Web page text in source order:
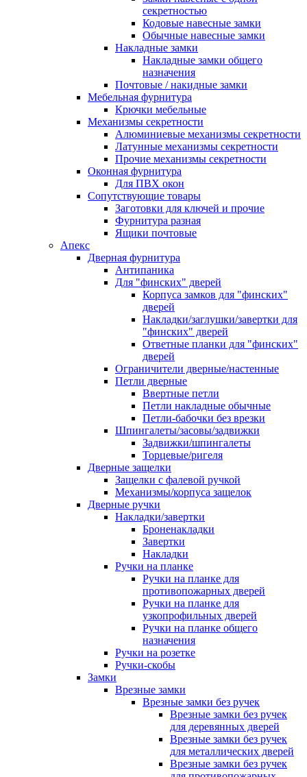
секретностью
Кодовые навесные замки
Обычные навесные замки
Накладные замки
Накладные замки общего
назначения
Почтовые / накидные замки
Мебельная фурнитура
Крючки мебельные
Механизмы секретности
Алюминиевые механизмы секретности
Латунные механизмы секретности
Прочие механизмы секретности
Оконная фурнитура
Для ПВХ окон
Сопутствующие товары
Заготовки для ключей и прочие
Фурнитура разная
Ящики почтовые
Апекс
Дверная фурнитура
Антипаника
Для "финских" дверей
Корпуса замков для "финских"
дверей
Накладки/заглушки/завертки для
"финских" дверей
Ответные планки для "финских"
дверей
Ограничители дверные/настенные
Петли дверные
Ввертные петли
Петли накладные обычные
Петли-бабочки без врезки
Шпингалеты/засовы/задвижки
Задвижки/шпингалеты
Торцевые/ригеля
Дверные защелки
Защелки с фалевой ручкой
Механизмы/корпуса защелок
Дверные ручки
Накладки/завертки
Броненакладки
Завертки
Накладки
Ручки на планке
Ручки на планке для
противопожарных дверей
Ручки на планке для
узкопрофильных дверей
Ручки на планке общего
назначения
Ручки на розетке
Ручки-скобы
Замки
Врезные замки
Врезные замки без ручек
Врезные замки без ручек
для деревянных дверей
Врезные замки без ручек
для металлических дверей
Врезные замки без ручек